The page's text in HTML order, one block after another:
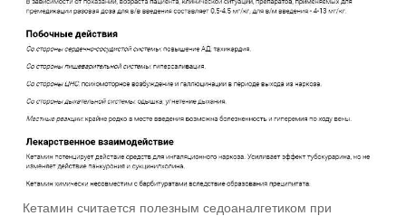
Кетамин считается полезным седоаналгетиком при